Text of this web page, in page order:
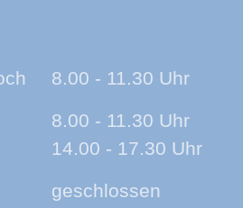
8.00 - 11.30 Uhr
8.00 - 11.30 Uhr
14.00 - 17.30 Uhr
geschlossen